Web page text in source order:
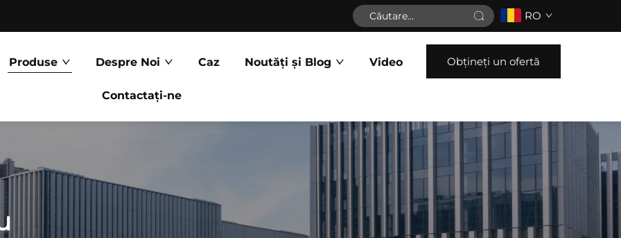
RO
Produse Despre Noi Caz Noutăți și Blog Video
Contactați-ne
Obțineți un ofertă